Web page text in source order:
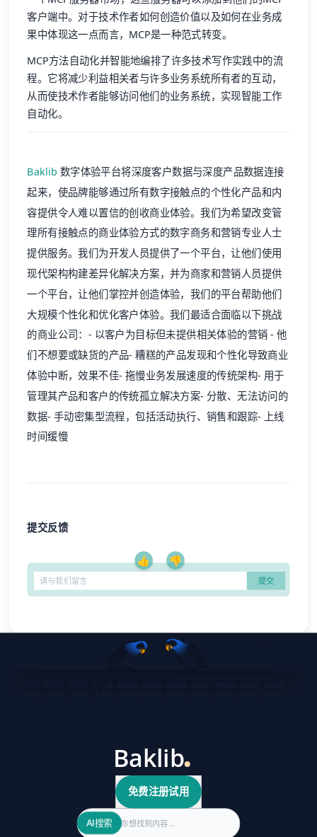
客户端中。对于技术作者如何创造价值以及如何在业务成
果中体现这一点而言，MCP是一种范式转变。
MCP方法自动化并智能地编排了许多技术写作实践中的流
程。它将减少利益相关者与许多业务系统所有者的互动，
从而使技术作者能够访问他们的业务系统，实现智能工作
自动化。
Baklib 数字体验平台将深度客户数据与深度产品数据连接
起来，使品牌能够通过所有数字接触点的个性化产品和内
容提供令人难以置信的创收商业体验。我们为希望改变管
理所有接触点的商业体验方式的数字商务和营销专业人士
提供服务。我们为开发人员提供了一个平台，让他们使用
现代架构构建差异化解决方案，并为商家和营销人员提供
一个平台，让他们掌控并创造体验，我们的平台帮助他们
大规模个性化和优化客户体验。我们最适合面临以下挑战
的商业公司：- 以客户为目标但未提供相关体验的营销 - 他
们不想要或缺货的产品- 糟糕的产品发现和个性化导致商业
体验中断，效果不佳- 拖慢业务发展速度的传统架构- 用于
管理其产品和客户的传统孤立解决方案- 分散、无法访问的
数据- 手动密集型流程，包括活动执行、销售和跟踪- 上线
时间缓慢
提交反馈
👍 👎
免费注册试用
Search
AI搜索